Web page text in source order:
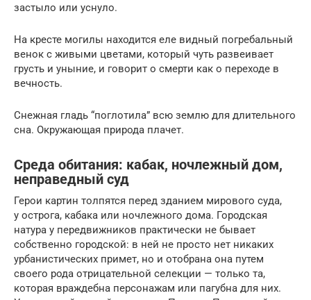
застыло или уснуло.
На кресте могилы находится еле видный погребальный
венок с живыми цветами, который чуть развеивает
грусть и уныние, и говорит о смерти как о переходе в
вечность.
Снежная гладь “поглотила” всю землю для длительного
сна. Окружающая природа плачет.
Среда обитания: кабак, ночлежный дом,
неправедный суд
Герои картин толпятся перед зданием мирового суда,
у острога, кабака или ночлежного дома. Городская
натура у передвижников практически не бывает
собственно городской: в ней не просто нет никаких
урбанистических примет, но и отобрана она путем
своего рода отрицательной селекции — только та,
которая враждебна персонажам или пагубна для них.